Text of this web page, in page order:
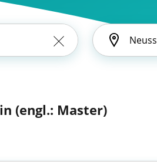
(engl.: Master)